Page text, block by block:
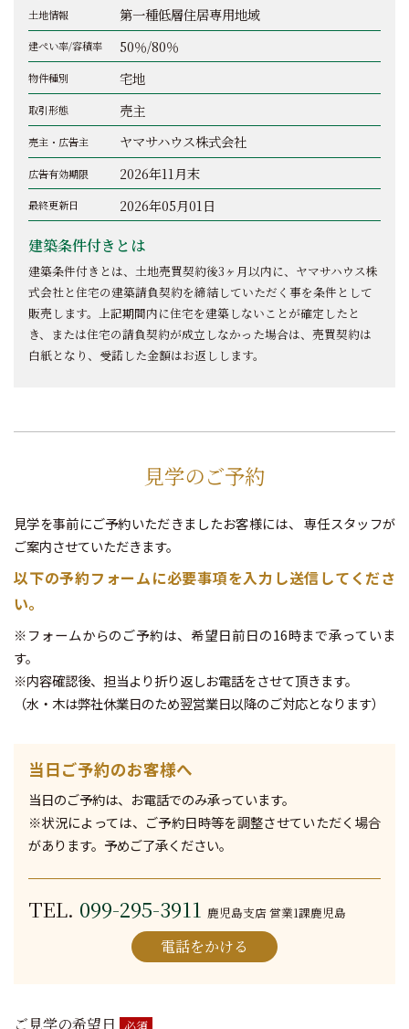
土地情報 第一種低層住居専用地域
建ぺい率/容積率 50％/80％
物件種別 宅地
取引形態 売主
売主・広告主 ヤマサハウス株式会社
広告有効期限 2026年11月末
最終更新日 2026年05月01日
建築条件付きとは
建築条件付きとは、土地売買契約後3ヶ月以内に、ヤマサハウス株
式会社と住宅の建築請負契約を締結していただく事を条件として
販売します。上記期間内に住宅を建築しないことが確定したと
き、または住宅の請負契約が成立しなかった場合は、売買契約は
白紙となり、受諾した金額はお返しします。
見学のご予約
見学を事前にご予約いただきましたお客様には、
専任スタッフが
ご案内させていただきます。
以下の予約フォームに必要事項を入力し送信してくださ
い。
※フォームからのご予約は、希望日前日の16時まで承っていま
す。
※内容確認後、担当より折り返しお電話をさせて頂きます。
（水・木は弊社休業日のため翌営業日以降のご対応となります）
当日ご予約のお客様へ
当日のご予約は、お電話でのみ承っています。
※状況によっては、ご予約日時等を調整させていただく場合
があります。予めご了承ください。
TEL. 099-295-3911 鹿児島支店 営業1課鹿児島
電話をかける
ご見学の希望日